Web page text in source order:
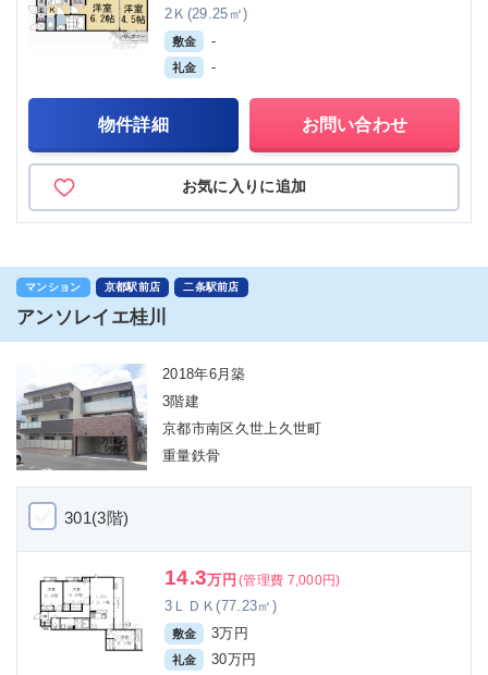
2Ｋ(29.25㎡)
敷金 -
礼金 -
物件詳細 お問い合わせ
お気に入りに追加
マンション 京都駅前店 二条駅前店
アンソレイエ桂川
2018年6月築
3階建
京都市南区久世上久世町
重量鉄骨
301(3階)
14.3万円 (管理費 7,000円)
3ＬＤＫ(77.23㎡)
敷金 3万円
礼金 30万円